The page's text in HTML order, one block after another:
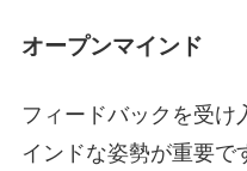
オープンマインド
フィードバックを受け
インドな姿勢が重要で